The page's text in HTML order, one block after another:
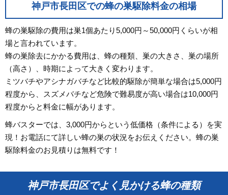
神戸市長田区での蜂の巣駆除料金の相場
蜂の巣駆除の費用は巣1個あたり5,000円～50,000円くらいが相
場と言われています。
蜂の巣除去にかかる費用は、蜂の種類、巣の大きさ、巣の場所
（高さ）、時期によって大きく変わります。
ミツバチやアシナガバチなど比較的駆除が簡単な場合は5,000円
程度から、スズメバチなど危険で難易度が高い場合は10,000円
程度からと料金に幅があります。
蜂バスターでは、3,000円からという低価格（条件による）を実
現！お電話にて詳しい蜂の巣の状況をお伝えください。蜂の巣
駆除料金のお見積りは無料です！
神戸市長田区でよく見かける蜂の種類